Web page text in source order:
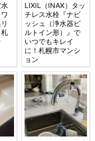
LIXIL（INAX）タッ
チレス水栓『ナビ
ッシュ（浄水器ビ
ルトイン形）』で
いつでもキレイ
に！札幌市マンシ
ョン